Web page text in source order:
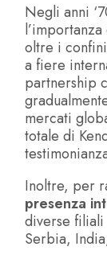
Negli anni
l’importanza
oltre i
a fiere
partnership
mercati
totale di
Inoltre, per
presenza
diverse
Serbia,